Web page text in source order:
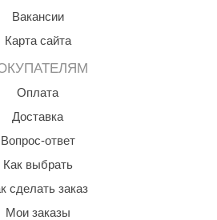
Вакансии
Карта сайта
Оплата
Доставка
Вопрос-ответ
Как выбрать
сделать заказ
Мои заказы